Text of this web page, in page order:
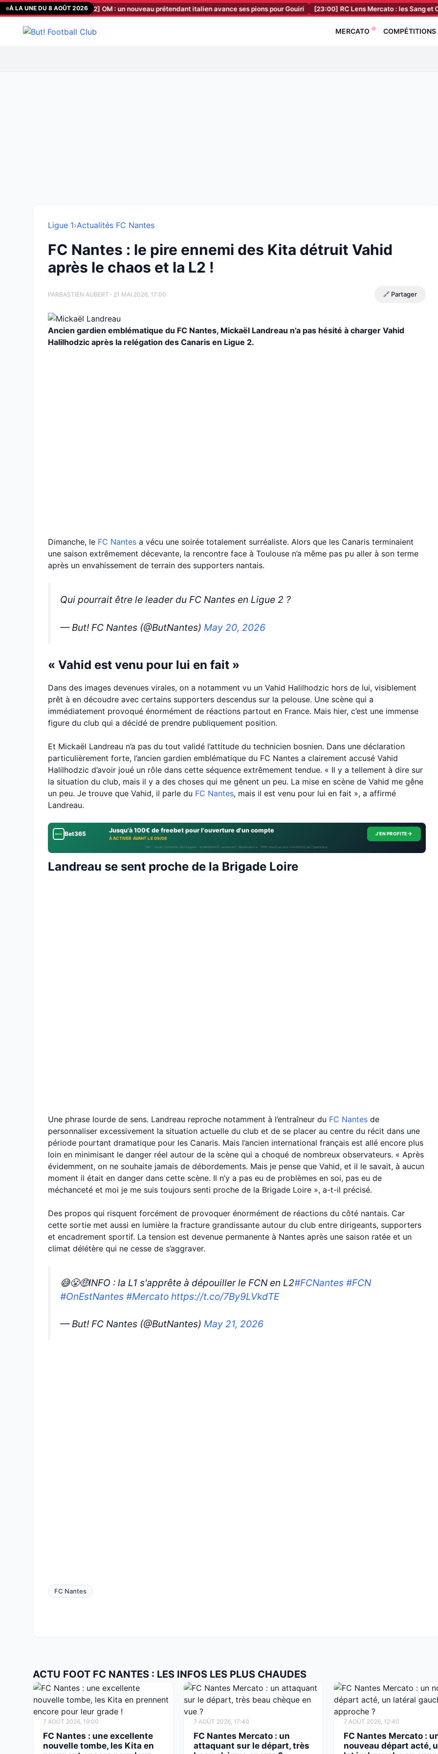
Aller
au
contenu
À LA UNE DU 8 AOÛT 2026
de méthode ! [06:02] OM : un nouveau prétendant italien avance ses pions pour Gouiri [23:00] RC Lens Mercato : les Sang et Or au
MERCATO COMPÉTITIONS
Ligue 1›Actualités FC Nantes
FC Nantes : le pire ennemi des Kita détruit Vahid
après le chaos et la L2 !
PARBASTIEN AUBERT- 21 MAI 2026, 17:00 🔗 Partager
Ancien gardien emblématique du FC Nantes, Mickaël Landreau n’a pas hésité à charger Vahid
Halilhodzic après la relégation des Canaris en Ligue 2.
Dimanche, le FC Nantes a vécu une soirée totalement surréaliste. Alors que les Canaris terminaient
une saison extrêmement décevante, la rencontre face à Toulouse n’a même pas pu aller à son terme
après un envahissement de terrain des supporters nantais.
Qui pourrait être le leader du FC Nantes en Ligue 2 ?
— But! FC Nantes (@ButNantes) May 20, 2026
« Vahid est venu pour lui en fait »
Dans des images devenues virales, on a notamment vu un Vahid Halilhodzic hors de lui, visiblement
prêt à en découdre avec certains supporters descendus sur la pelouse. Une scène qui a
immédiatement provoqué énormément de réactions partout en France. Mais hier, c’est une immense
figure du club qui a décidé de prendre publiquement position.
Et Mickaël Landreau n’a pas du tout validé l’attitude du technicien bosnien. Dans une déclaration
particulièrement forte, l’ancien gardien emblématique du FC Nantes a clairement accusé Vahid
Halilhodzic d’avoir joué un rôle dans cette séquence extrêmement tendue. « Il y a tellement à dire sur
la situation du club, mais il y a des choses qui me gênent un peu. La mise en scène de Vahid me gêne
un peu. Je trouve que Vahid, il parle du FC Nantes, mais il est venu pour lui en fait », a affirmé
Landreau.
Bet365 Jusqu'à 100€ de freebet pour l'ouverture d'un compte
À ACTIVER AVANT LE 09/08
J'EN PROFITE→
18+ · Jouer comporte des risques : endettement, isolement, dépendance · Offre soumise aux conditions de l’opérateur.
Landreau se sent proche de la Brigade Loire
Une phrase lourde de sens. Landreau reproche notamment à l’entraîneur du FC Nantes de
personnaliser excessivement la situation actuelle du club et de se placer au centre du récit dans une
période pourtant dramatique pour les Canaris. Mais l’ancien international français est allé encore plus
loin en minimisant le danger réel autour de la scène qui a choqué de nombreux observateurs. « Après
évidemment, on ne souhaite jamais de débordements. Mais je pense que Vahid, et il le savait, à aucun
moment il était en danger dans cette scène. Il n’y a pas eu de problèmes en soi, pas eu de
méchanceté et moi je me suis toujours senti proche de la Brigade Loire », a-t-il précisé.
Des propos qui risquent forcément de provoquer énormément de réactions du côté nantais. Car
cette sortie met aussi en lumière la fracture grandissante autour du club entre dirigeants, supporters
et encadrement sportif. La tension est devenue permanente à Nantes après une saison ratée et un
climat délétère qui ne cesse de s’aggraver.
😅😤🤑INFO : la L1 s'apprête à dépouiller le FCN en L2#FCNantes #FCN
#OnEstNantes #Mercato https://t.co/7By9LVkdTE
— But! FC Nantes (@ButNantes) May 21, 2026
FC Nantes
ACTU FOOT FC NANTES : LES INFOS LES PLUS CHAUDES
7 AOÛT 2026, 19:00
FC Nantes : une excellente
nouvelle tombe, les Kita en
7 AOÛT 2026, 17:40
FC Nantes Mercato : un
attaquant sur le départ, très
7 AOÛT 2026, 12:40
FC Nantes Mercato :
nouveau départ acté,